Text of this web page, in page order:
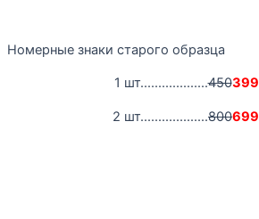
Номерные знаки старого образца
1 шт...................450399
2 шт...................800699